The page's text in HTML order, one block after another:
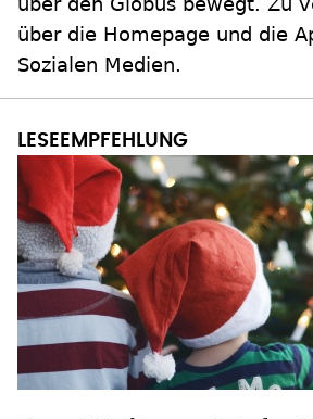
über die Homepage und die
Sozialen Medien.